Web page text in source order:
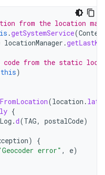
from the location
.getSystemService(
locationManager .
from the static
this)
(location .
{
Log .d(TAG, postalCode)
)
{
error" , e)